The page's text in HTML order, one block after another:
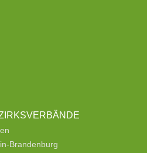
Brandenburg